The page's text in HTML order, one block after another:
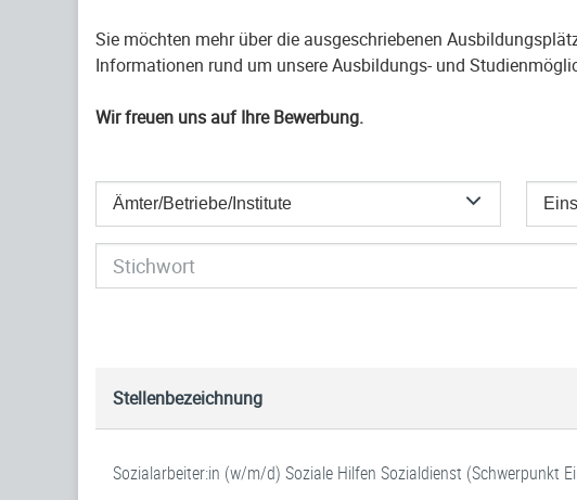
Sie möchten mehr über die ausgeschriebenen
Informationen rund um unsere Ausbildungs- und
Wir freuen uns auf Ihre Bewerbung.
Ämter/Betriebe/Institute
Stellenbezeichnung
Sozialarbeiter:in (w/m/d) Soziale Hilfen Sozialdienst (Schwerpunkt